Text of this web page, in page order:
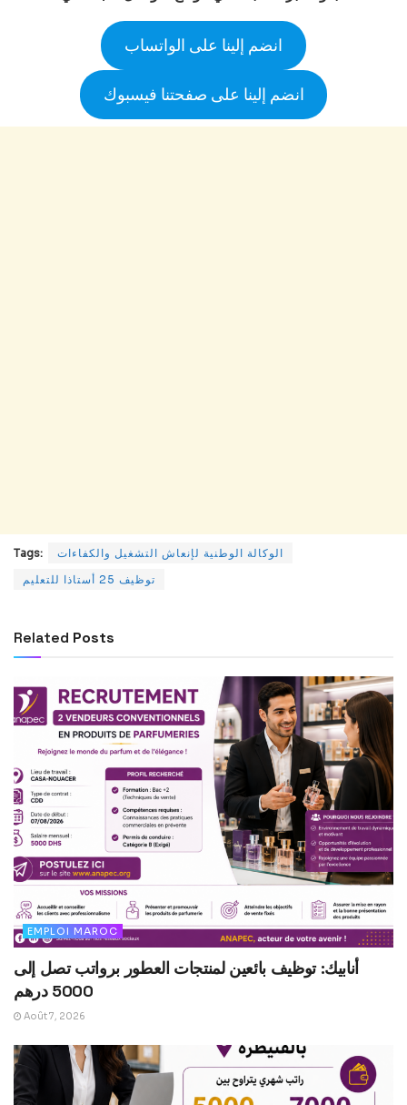
انضم إلينا على الواتساب
انضم إلينا على صفحتنا فيسبوك
Tags:
الوكالة الوطنية لإنعاش التشغيل والكفاءات
توظيف 25 أستاذا للتعليم
Related Posts
EMPLOI MAROC
أنابيك: توظيف بائعين لمنتجات العطور برواتب تصل إلى
5000 درهم
Août 7, 2026